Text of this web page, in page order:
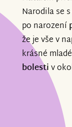
Narodila se
po narození
že je vše v
krásné
bolestiv